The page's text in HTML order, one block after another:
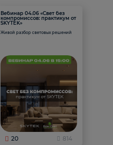
Вебинар 04.06 «Свет без
компромиссов: практикум от
SKYTEK»
Живой разбор световых решений
20 814